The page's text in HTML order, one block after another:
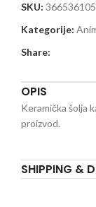
SKU:
Kategorije:
Share:
OPIS
Keramička šolja
proizvod.
SHIPPING &